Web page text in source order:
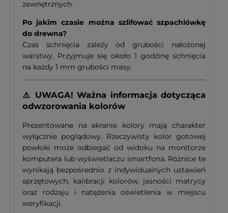
zewnętrznych.
Po jakim czasie można szlifować szpachlówkę
do drewna?
Czas schnięcia zależy od grubości nałożonej
warstwy. Przyjmuje się około 1 godzinę schnięcia
na każdy 1 mm grubości masy.
⚠️ UWAGA! Ważna informacja dotycząca
odwzorowania kolorów
Prezentowane na ekranie kolory mają charakter
wyłącznie poglądowy. Rzeczywisty kolor gotowej
powłoki może odbiegać od widoku na monitorze
komputera lub wyświetlaczu smartfona. Różnice te
wynikają bezpośrednio z indywidualnych ustawień
sprzętowych, kalibracji kolorów, jasności matrycy
oraz rodzaju i natężenia oświetlenia w miejscu
weryfikacji.